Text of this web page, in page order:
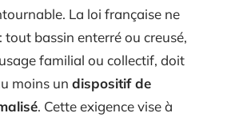
La loi française ne
tout bassin enterré ou creusé,
familial ou collectif, doit
moins un dispositif de
. Cette exigence vise à